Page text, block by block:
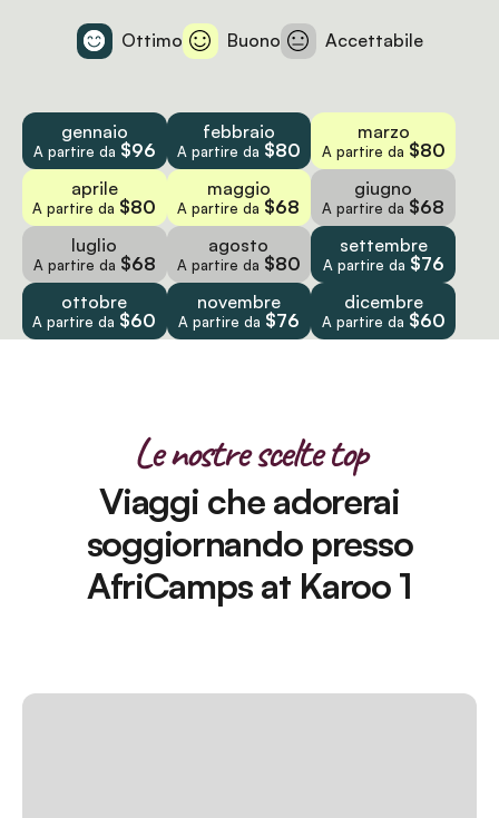
Ottimo Buono Accettabile
gennaio
A partire da $96
febbraio
A partire da $80
marzo
A partire da $80
aprile
A partire da $80
maggio
A partire da $68
giugno
A partire da $68
luglio
A partire da $68
agosto
A partire da $80
settembre
A partire da $76
ottobre
A partire da $60
novembre
A partire da $76
dicembre
A partire da $60
Le nostre scelte top
Viaggi che adorerai
soggiornando presso
AfriCamps at Karoo 1